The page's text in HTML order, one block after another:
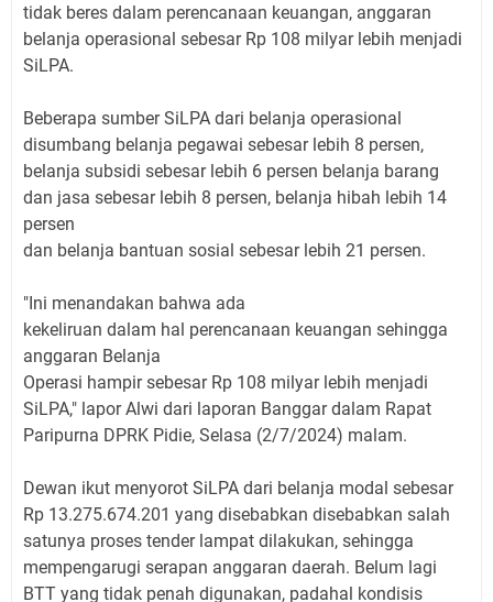
tidak beres dalam perencanaan keuangan, anggaran
belanja operasional sebesar Rp 108 milyar lebih menjadi
SiLPA.
Beberapa sumber SiLPA dari belanja operasional
disumbang belanja pegawai sebesar lebih 8 persen,
belanja subsidi sebesar lebih 6 persen belanja barang
dan jasa sebesar lebih 8 persen, belanja hibah lebih 14
persen
dan belanja bantuan sosial sebesar lebih 21 persen.
"Ini menandakan bahwa ada
kekeliruan dalam hal perencanaan keuangan sehingga
anggaran Belanja
Operasi hampir sebesar Rp 108 milyar lebih menjadi
SiLPA," lapor Alwi dari laporan Banggar dalam Rapat
Paripurna DPRK Pidie, Selasa (2/7/2024) malam.
Dewan ikut menyorot SiLPA dari belanja modal sebesar
Rp 13.275.674.201 yang disebabkan disebabkan salah
satunya proses tender lampat dilakukan, sehingga
mempengarugi serapan anggaran daerah. Belum lagi
BTT yang tidak penah digunakan, padahal kondisis